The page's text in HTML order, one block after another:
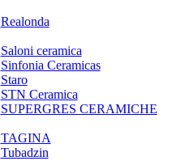
Realonda
Saloni ceramica
Sinfonia Ceramicas
Staro
STN Ceramica
SUPERGRES CERAMICHE
TAGINA
Tubadzin